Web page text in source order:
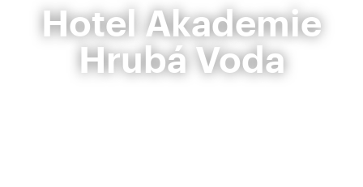
Hotel Akademie
Hrubá Voda